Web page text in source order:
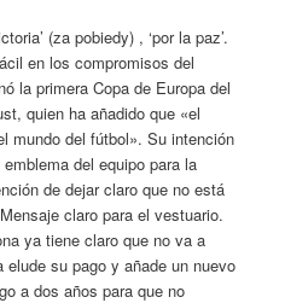
(za pobiedy) , ‘por la paz’.
en los compromisos del
la primera Copa de Europa del
quien ha añadido que «el
mundo del fútbol». Su intención
del equipo para la
de dejar claro que no está
claro para el vestuario.
ya tiene claro que no va a
su pago y añade un nuevo
a dos años para que no